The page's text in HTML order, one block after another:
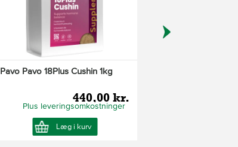
Pavo Pavo 18Plus Cushin 1kg
440,00 kr.
Plus leveringsomkostninger
Læg i kurv